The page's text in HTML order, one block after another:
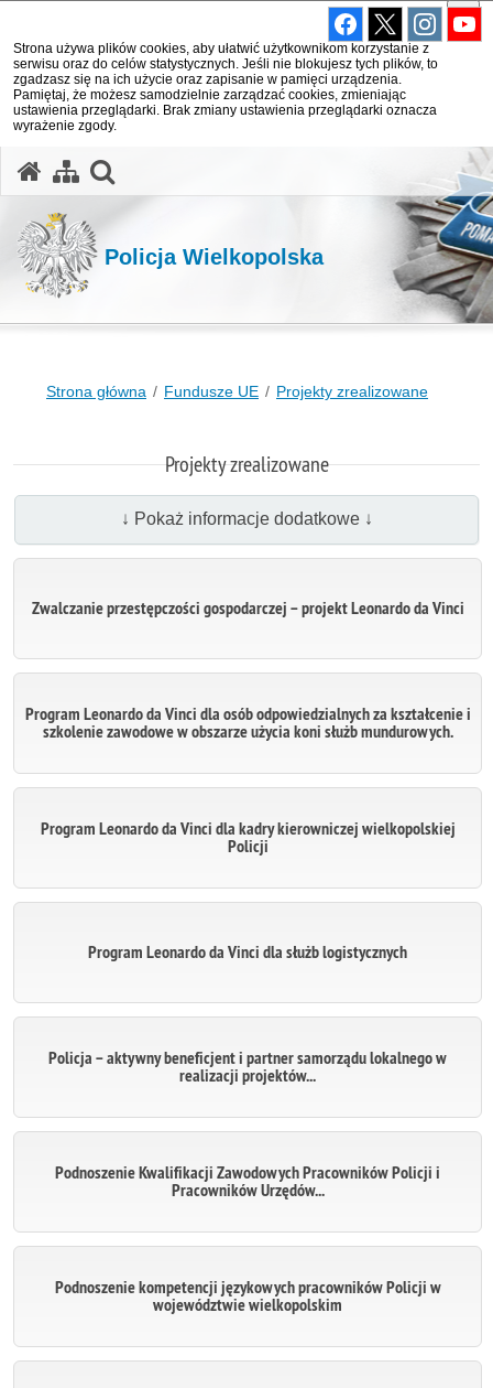
Strona używa plików cookies, aby ułatwić użytkownikom korzystanie z
serwisu oraz do celów statystycznych. Jeśli nie blokujesz tych plików, to
zgadzasz się na ich użycie oraz zapisanie w pamięci urządzenia.
Pamiętaj, że możesz samodzielnie zarządzać cookies, zmieniając
ustawienia przeglądarki. Brak zmiany ustawienia przeglądarki oznacza
wyrażenie zgody.
Policja Wielkopolska
Strona główna Fundusze UE Projekty zrealizowane
Projekty zrealizowane
↓ Pokaż informacje dodatkowe ↓
Zwalczanie przestępczości gospodarczej – projekt Leonardo da Vinci
Program Leonardo da Vinci dla osób odpowiedzialnych za kształcenie i
szkolenie zawodowe w obszarze użycia koni służb mundurowych.
Program Leonardo da Vinci dla kadry kierowniczej wielkopolskiej
Policji
Program Leonardo da Vinci dla służb logistycznych
Policja – aktywny beneficjent i partner samorządu lokalnego w
realizacji projektów...
Podnoszenie Kwalifikacji Zawodowych Pracowników Policji i
Pracowników Urzędów...
Podnoszenie kompetencji językowych pracowników Policji w
województwie wielkopolskim